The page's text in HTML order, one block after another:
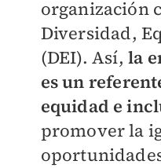
organización
Diversidad,
(DEI). Así, la
es un
equidad e
promover la